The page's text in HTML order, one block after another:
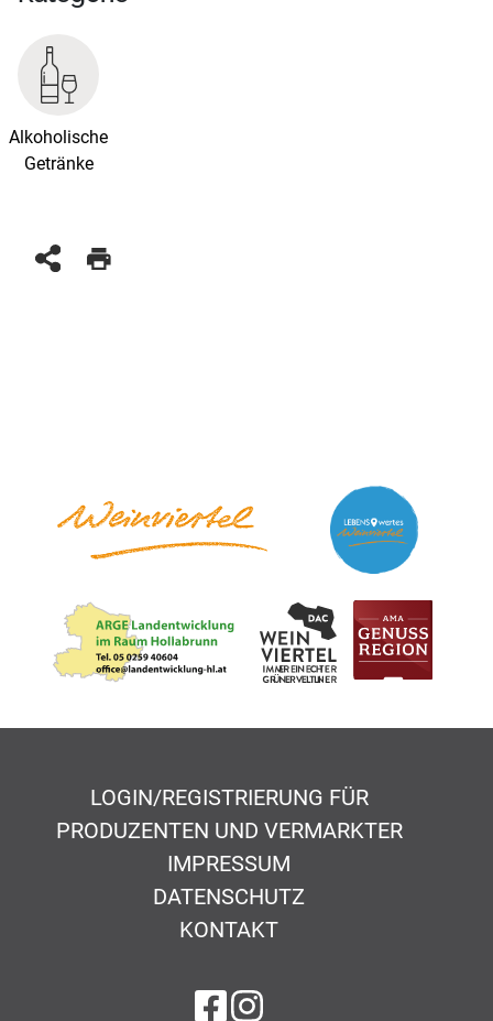
Alkoholische
Getränke
LOGIN/REGISTRIERUNG FÜR
PRODUZENTEN UND VERMARKTER
IMPRESSUM
DATENSCHUTZ
KONTAKT
auf Facebook
auf Instagram